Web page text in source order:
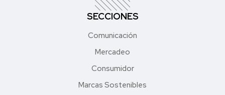
SECCIONES
Comunicación
Mercadeo
Consumidor
Marcas Sostenibles